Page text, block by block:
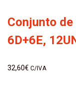
Conjunto
6D+6E,
32,60€ C/IVA